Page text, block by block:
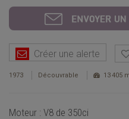
Créer une alerte
1973 Découvrable 13 405
Moteur : V8 de 350ci